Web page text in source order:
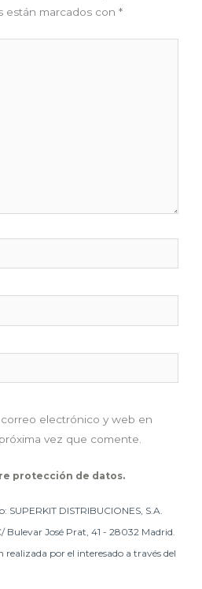
están marcados con *
electrónico y web en
vez que comente.
protección de datos.
SUPERKIT DISTRIBUCIONES, S.A.
Bulevar José Prat, 41 - 28032 Madrid.
por el interesado a través del